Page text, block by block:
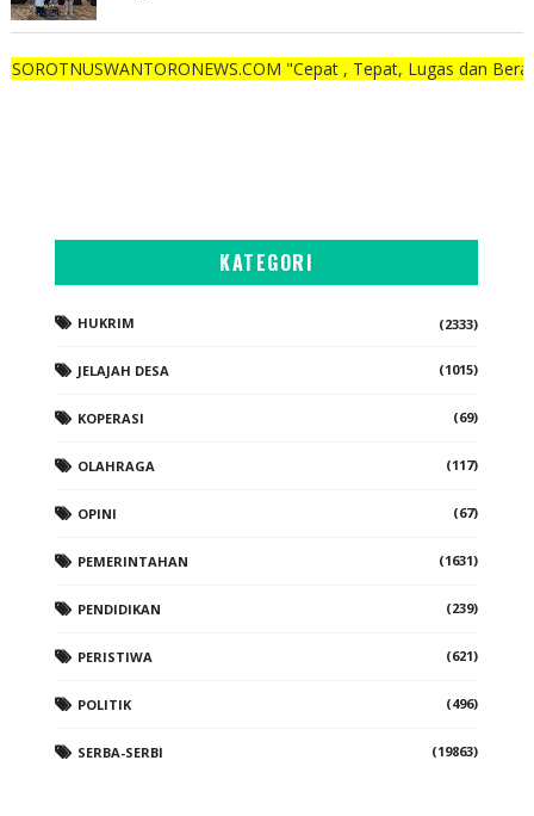
"Cepat , Tepat, Lugas dan Berani"
KATEGORI
HUKRIM (2333)
JELAJAH DESA (1015)
KOPERASI (69)
OLAHRAGA (117)
OPINI (67)
PEMERINTAHAN (1631)
PENDIDIKAN (239)
PERISTIWA (621)
POLITIK (496)
SERBA-SERBI (19863)